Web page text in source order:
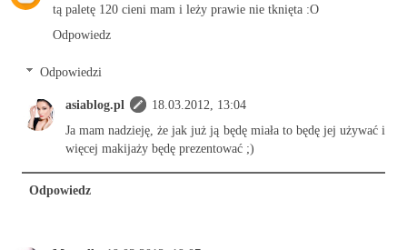
tą paletę 120 cieni mam i leży prawie nie tknięta :O
Odpowiedz
Odpowiedzi
asiablog.pl
18.03.2012, 13:04
Ja mam nadzieję, że jak już ją będę miała to będę jej używać i
więcej makijaży będę prezentować ;)
Odpowiedz